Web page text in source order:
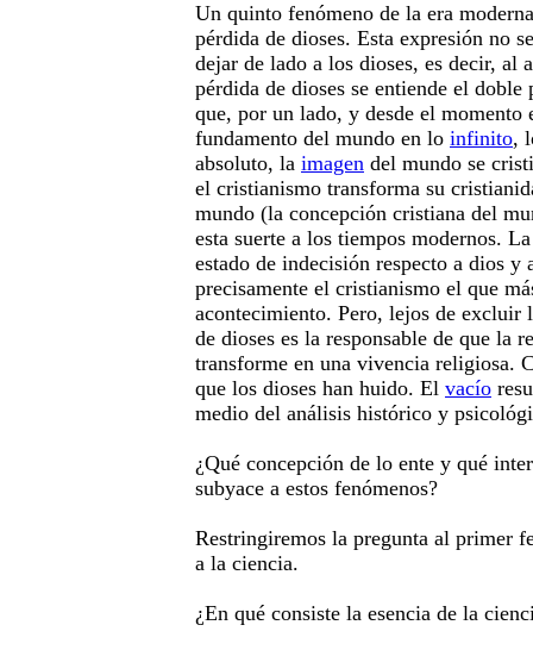
Un quinto fenómeno de la era
pérdida de dioses. Esta expresión no
dejar de lado a los dioses, es decir, al
pérdida de dioses se entiende el
que, por un lado, y desde el momento
fundamento del mundo en lo infinito,
absoluto, la imagen del mundo se
el cristianismo transforma su
mundo (la concepción cristiana del
esta suerte a los tiempos modernos.
estado de indecisión respecto a dios y
precisamente el cristianismo el que
acontecimiento. Pero, lejos de excluir
de dioses es la responsable de que la
transforme en una vivencia religiosa.
que los dioses han huido. El vacío
medio del análisis histórico y
¿Qué concepción de lo ente y qué
subyace a estos fenómenos?
Restringiremos la pregunta al primer
a la ciencia.
¿En qué consiste la esencia de la